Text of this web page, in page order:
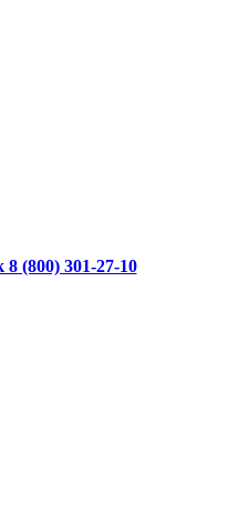
(800) 301-27-10